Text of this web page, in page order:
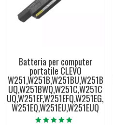
Batteria per computer
portatile CLEVO
W251,W251B,W251BU,W251B
UQ,W251BWQ,W251C,W251C
UQ,W251EF,W251EFQ,W251EG,
W251EQ,W251EU,W251EUQ